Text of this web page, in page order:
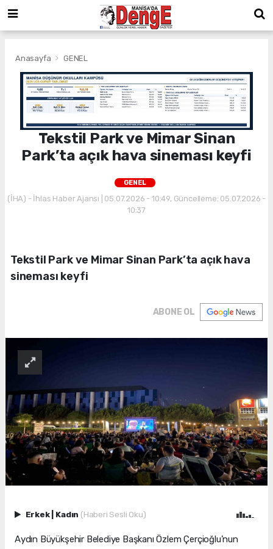
Anasayfa GENEL
Tekstil Park ve Mimar Sinan
Park’ta açık hava sineması keyfi
GENEL
(İHA) - İhlas Haber Ajansı | 05.07.2026 - 10:49, Güncelleme: 05.07.2026 -
10:37
Tekstil Park ve Mimar Sinan Park’ta açık hava
sineması keyfi
ABONE OL
Erkek Kadın (Haberi Sesli Oku)
Aydın Büyükşehir Belediye Başkanı Özlem Çerçioğlu’nun